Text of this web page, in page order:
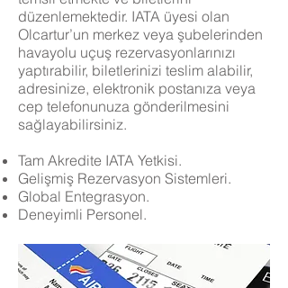
düzenlemektedir. IATA üyesi olan
Olcartur’un merkez veya şubelerinden
havayolu uçuş rezervasyonlarınızı
yaptırabilir, biletlerinizi teslim alabilir,
adresinize, elektronik postanıza veya
cep telefonunuza gönderilmesini
sağlayabilirsiniz.
Tam Akredite IATA Yetkisi.
Gelişmiş Rezervasyon Sistemleri.
Global Entegrasyon.
Deneyimli Personel.